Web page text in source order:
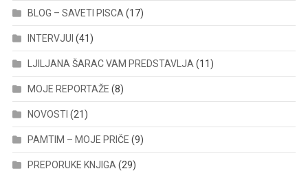
BLOG – SAVETI PISCA (17)
INTERVJUI (41)
LJILJANA ŠARAC VAM PREDSTAVLJA (11)
MOJE REPORTAŽE (8)
NOVOSTI (21)
PAMTIM – MOJE PRIČE (9)
PREPORUKE KNJIGA (29)